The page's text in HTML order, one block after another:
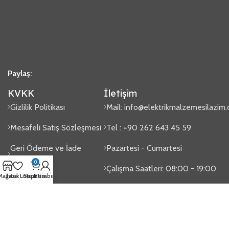
Paylaş:
KVKK
Gizlilik Politikası
Mesafeli Satış Sözleşmesi
Geri Ödeme ve İade
Politikası
Sipariş Takip
İletişim
Mail:
Tel : +90 262 643 45 59
Pazartesi - Cumartesi
Çalışma Saatleri: 08:00 - 19:00
İstek Listesi
0
Sepetim
Hesabım